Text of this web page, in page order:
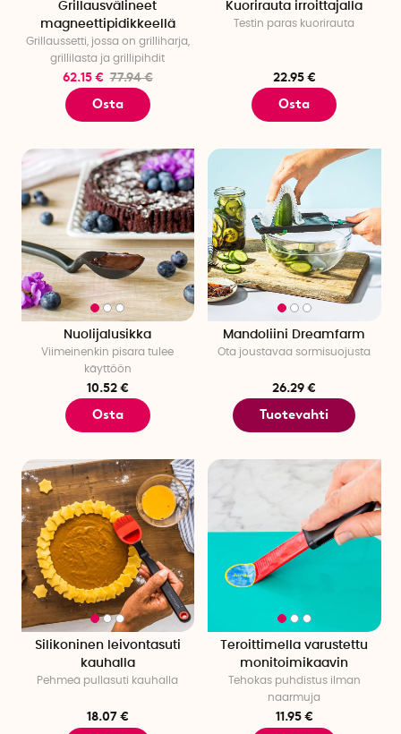
Grillausvälineet
magneettipidikkeellä
Grillaussetti, jossa on grilliharja,
grillilasta ja grillipihdit
62.15 € 77.94 €
Osta
Kuorirauta irroittajalla
Testin paras kuorirauta
22.95 €
Osta
Nuolijalusikka
Viimeinenkin pisara tulee
käyttöön
10.52 €
Osta
Mandoliini Dreamfarm
Ota joustavaa sormisuojusta
26.29 €
Tuotevahti
Silikoninen leivontasuti
kauhalla
Pehmeä pullasuti kauhalla
18.07 €
Teroittimella varustettu
monitoimikaavin
Tehokas puhdistus ilman
naarmuja
11.95 €